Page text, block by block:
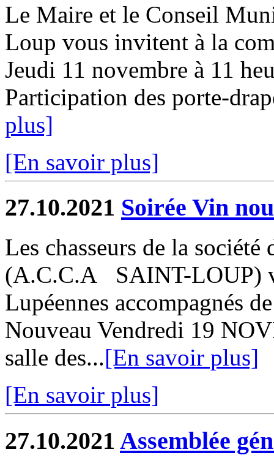
Le Maire et le Conseil
Loup vous invitent à la
Jeudi 11 novembre à 11
Participation des porte-
plus]
[En savoir plus]
27.10.2021 Soirée Vin
Les chasseurs de la
(A.C.C.A SAINT-LOUP)
Lupéennes accompagnés
Nouveau Vendredi 19
salle des...[En savoir plus]
[En savoir plus]
27.10.2021 Assemblée